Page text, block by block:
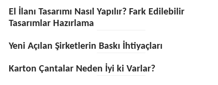
El İlanı Tasarımı Nasıl Yapılır? Fark Edilebilir
Tasarımlar Hazırlama
Yeni Açılan Şirketlerin Baskı İhtiyaçları
Karton Çantalar Neden İyi ki Varlar?